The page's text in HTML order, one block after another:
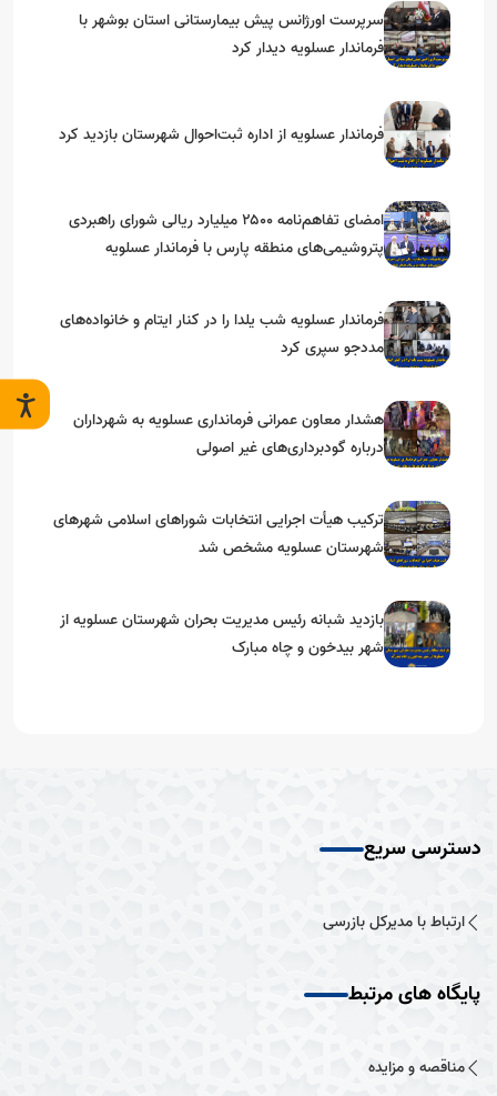
سرپرست اورژانس پیش بیمارستانی استان بوشهر با
فرماندار عسلویه دیدار کرد
فرماندار عسلویه از اداره ثبت‌احوال شهرستان بازدید کرد
امضای تفاهم‌نامه ۲۵۰۰ میلیارد ریالی شورای راهبردی
پتروشیمی‌های منطقه پارس با فرماندار عسلویه
فرماندار عسلویه شب یلدا را در کنار ایتام و خانواده‌های
مددجو سپری کرد
هشدار معاون عمرانی فرمانداری عسلویه به شهرداران
درباره گودبرداری‌های غیر اصولی
ترکیب هیأت اجرایی انتخابات شوراهای اسلامی شهرهای
شهرستان عسلویه مشخص شد
بازدید شبانه رئیس مدیریت بحران شهرستان عسلویه از
شهر بیدخون و چاه مبارک
دسترسی سریع
ارتباط با مدیرکل بازرسی
پایگاه های مرتبط
مناقصه و مزایده